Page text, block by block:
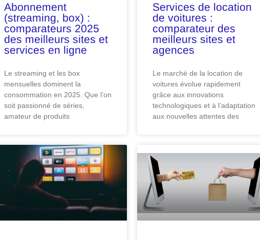
Abonnement
(streaming, box) :
comparateurs 2025
des meilleurs sites et
services en ligne
Le streaming et les box
mensuelles dominent la
consommation en 2025. Que l’on
soit passionné de séries,
amateur de produits
Services de location
de voitures :
comparateur des
meilleurs sites et
agences
Le marché de la location de
voitures évolue rapidement
grâce aux innovations
technologiques et à l’adaptation
aux nouvelles attentes des